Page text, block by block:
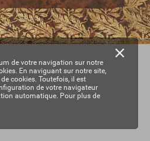
de votre navigation sur notre
En naviguant sur notre site,
cookies. Toutefois, il est
de votre navigateur
automatique. Pour plus de